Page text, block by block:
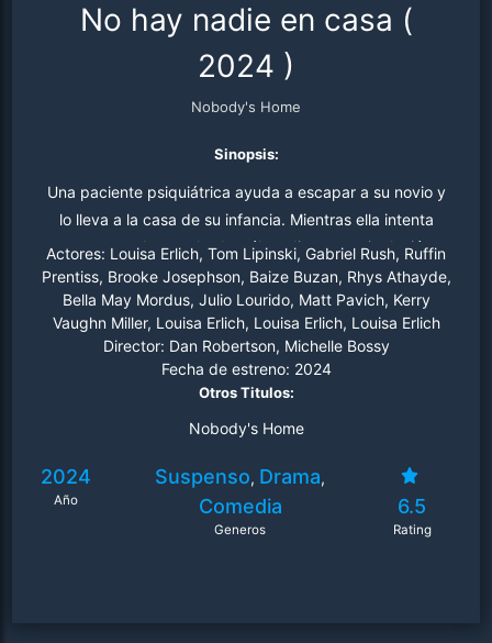
No hay nadie en casa (
2024 )
Nobody's Home
Sinopsis:
Una paciente psiquiátrica ayuda a escapar a su novio y
lo lleva a la casa de su infancia. Mientras ella intenta
mantener el control sobre él mediante manipulación
psicológica, un visitante inesperado desencadena una
noche de juegos mentales.
Actores: Louisa Erlich, Tom Lipinski, Gabriel Rush, Ruffin
Prentiss, Brooke Josephson, Baize Buzan, Rhys Athayde,
Bella May Mordus, Julio Lourido, Matt Pavich, Kerry
Vaughn Miller, Louisa Erlich, Louisa Erlich, Louisa Erlich
Director: Dan Robertson, Michelle Bossy
Fecha de estreno: 2024
Otros Titulos:
Nobody's Home
2024
Año
Suspenso, Drama,
Comedia
Generos
6.5
Rating